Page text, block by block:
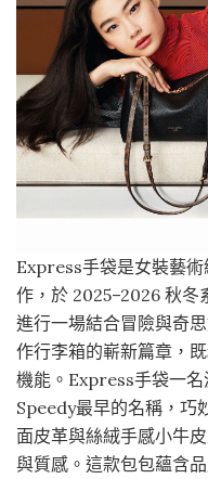
Express手袋是女裝藝
作，於 2025–2026 秋冬
進行一場結合冒險與奇
作行李箱的嶄新篇章，
機能。Express手袋一
Speedy最早的名稱，巧
面皮革與絲絨手感小牛
與質感。這款包包蘊含